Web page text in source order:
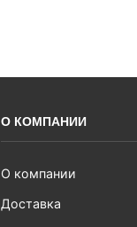
О КОМПАНИИ
О компании
Доставка